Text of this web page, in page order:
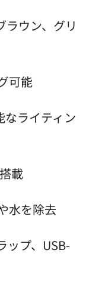
ラウン、グリ
可能
なライティン
載
水を除去
ップ、USB-